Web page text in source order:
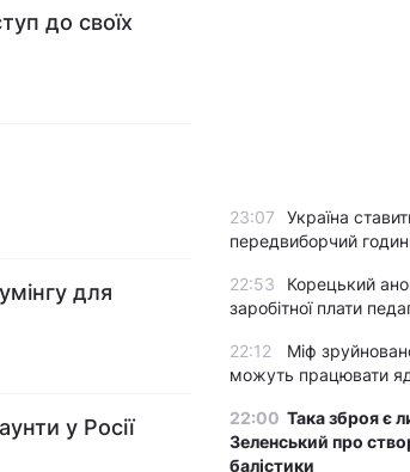
до своїх
для
у Росії
23:07
Україна
передвиборчий
22:53
Корецький
заробітної плати
22:12
Міф
можуть працювати
22:00 Така зброя є
Зеленський про
балістики